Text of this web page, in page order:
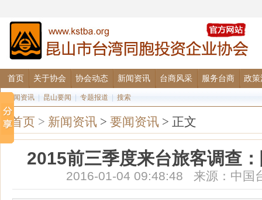
首页 关于协会 协会动态 新闻资讯 台商风采 服务台商 政策
要闻资讯 昆山要闻 专题报道 搜索
首页 > 新闻资讯 > 要闻资讯 > 正文
2015前三季度来台旅客调查
2016-01-04 09:48:48 来源：中